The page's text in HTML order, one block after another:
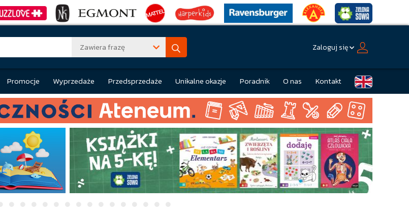
Zawiera frazę Zaloguj się
Promocje Wyprzedaże Przedsprzedaże Unikalne okazje Poradnik O nas Kontakt